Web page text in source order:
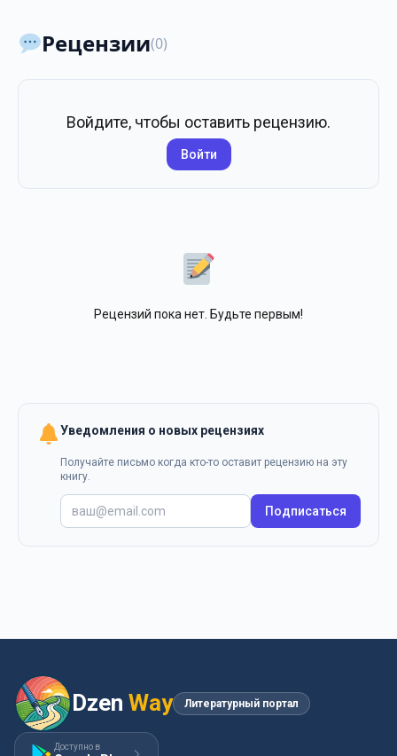
Рецензии(0)
Войдите, чтобы оставить рецензию.
Войти
Рецензий пока нет. Будьте первым!
Уведомления о новых рецензиях
Получайте письмо когда кто-то оставит рецензию на эту
книгу.
Подписаться
Dzen Way Литературный портал
Доступно в